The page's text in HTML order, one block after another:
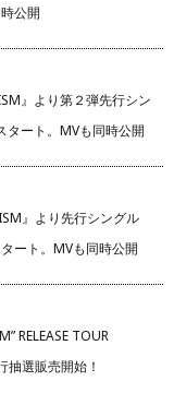
公開
』より第２弾先行シン
タート。MVも同時公開
』より先行シングル
タート。MVも同時公開
RELEASE TOUR
抽選販売開始！